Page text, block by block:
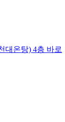
대온탕) 4층 바로